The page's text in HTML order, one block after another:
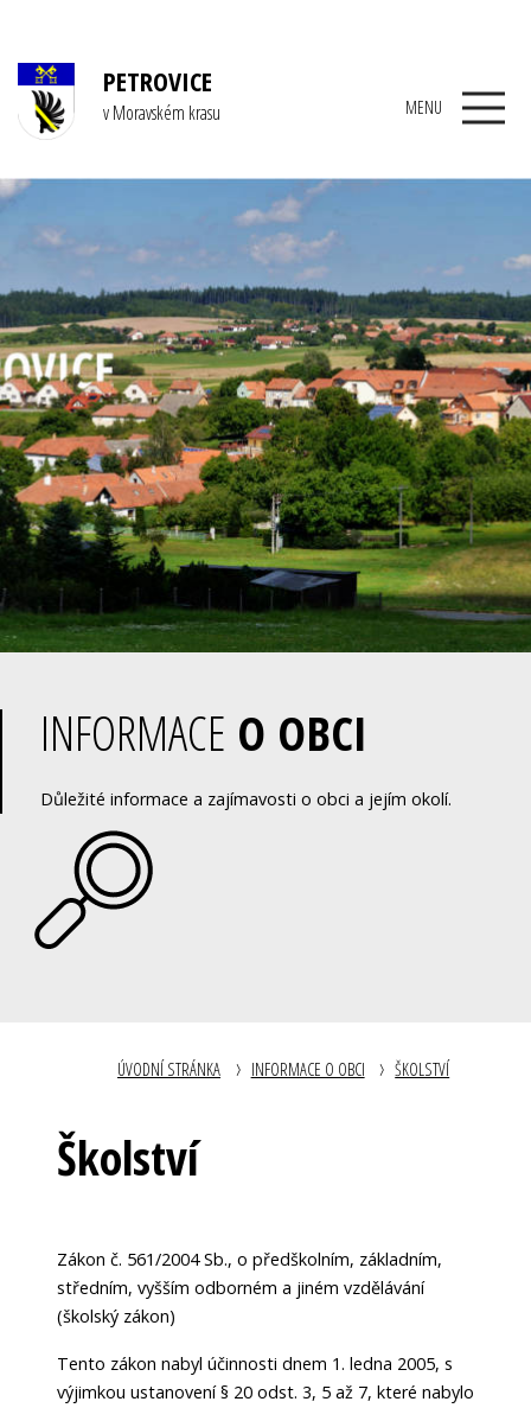
PETROVICE
v Moravském krasu MENU
INFORMACE O OBCI
Důležité informace a zajímavosti o obci a jejím okolí.
ÚVODNÍ STRÁNKA INFORMACE O OBCI ŠKOLSTVÍ
Školství
Zákon č. 561/2004 Sb., o předškolním, základním,
středním, vyšším odborném a jiném vzdělávání
(školský zákon)
Tento zákon nabyl účinnosti dnem 1. ledna 2005, s
výjimkou ustanovení § 20 odst. 3, 5 až 7, které nabylo